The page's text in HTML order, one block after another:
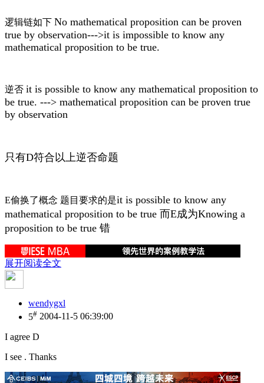
逻辑链如下 No mathematical proposition can be proven
true by observation--->it is impossible to know any
mathematical proposition to be true.
逆否 it is possible to know any mathematical proposition to
be true. ---> mathematical proposition can be proven true
by observation
只有D符合以上逆否命题
E偷换了概念 题目要求的是it is possible to know any
mathematical proposition to be true 而E成为Knowing a
proposition to be true 错
展开阅读全文
wendygxl
5# 2004-11-5 06:39:00
I agree D
I see . Thanks